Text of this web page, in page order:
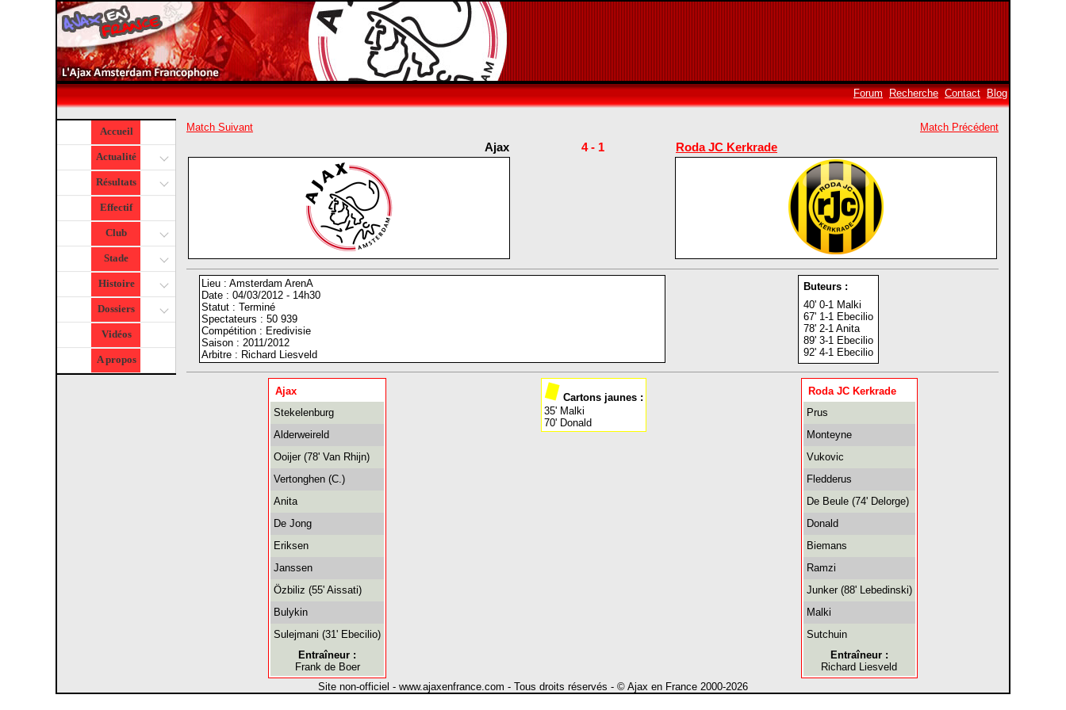
Forum Recherche Contact Blog
Accueil
Actualité
Résultats
Effectif
Club
Stade
Histoire
Dossiers
Vidéos
A propos
Match Suivant Match Précédent
Ajax 4 - 1 Roda JC Kerkrade
Lieu : Amsterdam ArenA
Date : 04/03/2012 - 14h30
Statut : Terminé
Spectateurs : 50 939
Compétition : Eredivisie
Saison : 2011/2012
Arbitre : Richard Liesveld
Buteurs :
40' 0-1 Malki
67' 1-1 Ebecilio
78' 2-1 Anita
89' 3-1 Ebecilio
92' 4-1 Ebecilio
Ajax
Stekelenburg
Alderweireld
Ooijer (78' Van Rhijn)
Vertonghen (C.)
Anita
De Jong
Eriksen
Janssen
Özbiliz (55' Aissati)
Bulykin
Sulejmani (31' Ebecilio)
Entraîneur :
Frank de Boer
Cartons jaunes :
35' Malki
70' Donald
Roda JC Kerkrade
Prus
Monteyne
Vukovic
Fledderus
De Beule (74' Delorge)
Donald
Biemans
Ramzi
Junker (88' Lebedinski)
Malki
Sutchuin
Entraîneur :
Richard Liesveld
Site non-officiel - www.ajaxenfrance.com - Tous droits réservés - © Ajax en France 2000-2026